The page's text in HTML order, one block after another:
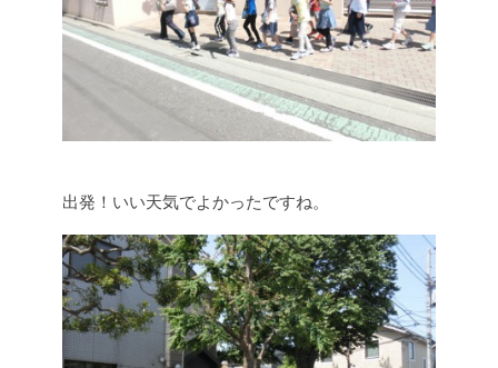
出発！いい天気でよかったですね。